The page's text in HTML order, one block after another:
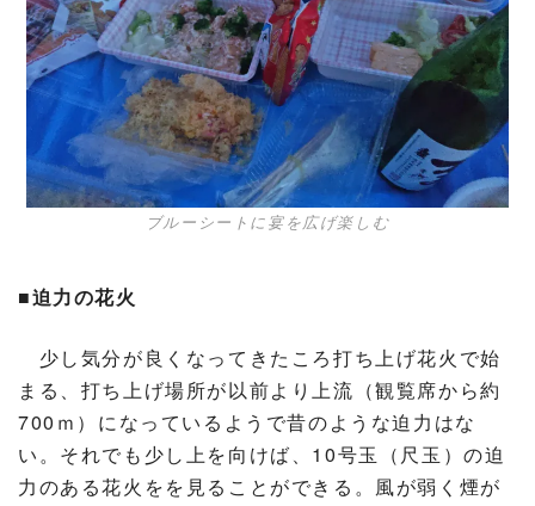
ブルーシートに宴を広げ楽しむ
■迫力の花火
少し気分が良くなってきたころ打ち上げ花火で始
まる、打ち上げ場所が以前より上流（観覧席から約
700ｍ）になっているようで昔のような迫力はな
い。それでも少し上を向けば、10号玉（尺玉）の迫
力のある花火をを見ることができる。風が弱く煙が